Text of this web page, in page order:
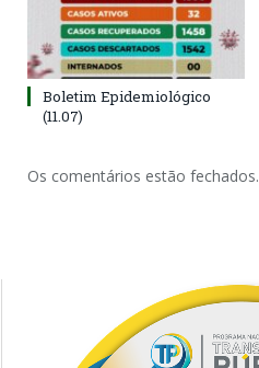
Boletim Epidemiológico
(11.07)
Os comentários estão fechados.